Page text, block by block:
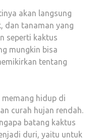
akan langsung
dan tanaman yang
seperti kaktus
mungkin bisa
tentang
hidup di
curah hujan rendah.
batang kaktus
duri, yaitu untuk